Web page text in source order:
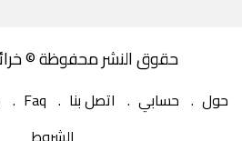
حقوق النشر محفوظة © خرائط
حول حسابي اتصل بنا Faq